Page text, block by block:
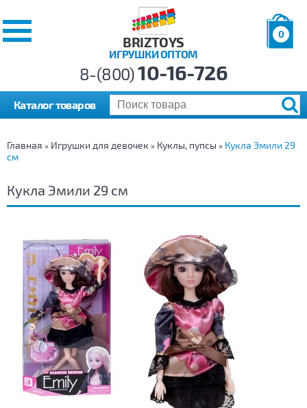
BRIZTOYS
ИГРУШКИ ОПТОМ
0
р.
8-(800)10-16-726
Каталог товаров
Главная » Игрушки для девочек » Куклы, пупсы » Кукла Эмили 29
см
Кукла Эмили 29 см